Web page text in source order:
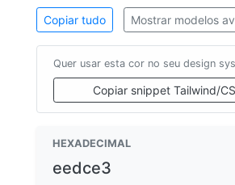
Copiar tudo Mostrar modelos
Quer usar esta cor no seu design
Copiar snippet Tailwind/
HEXADECIMAL
eedce3